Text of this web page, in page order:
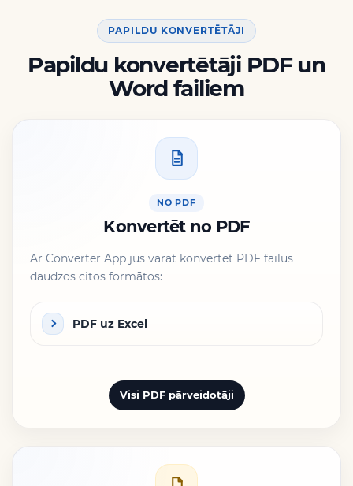
PAPILDU KONVERTĒTĀJI
Papildu konvertētāji PDF un
Word failiem
NO PDF
Konvertēt no PDF
Ar Converter App jūs varat konvertēt PDF failus
daudzos citos formātos:
PDF uz Excel
Visi PDF pārveidotāji